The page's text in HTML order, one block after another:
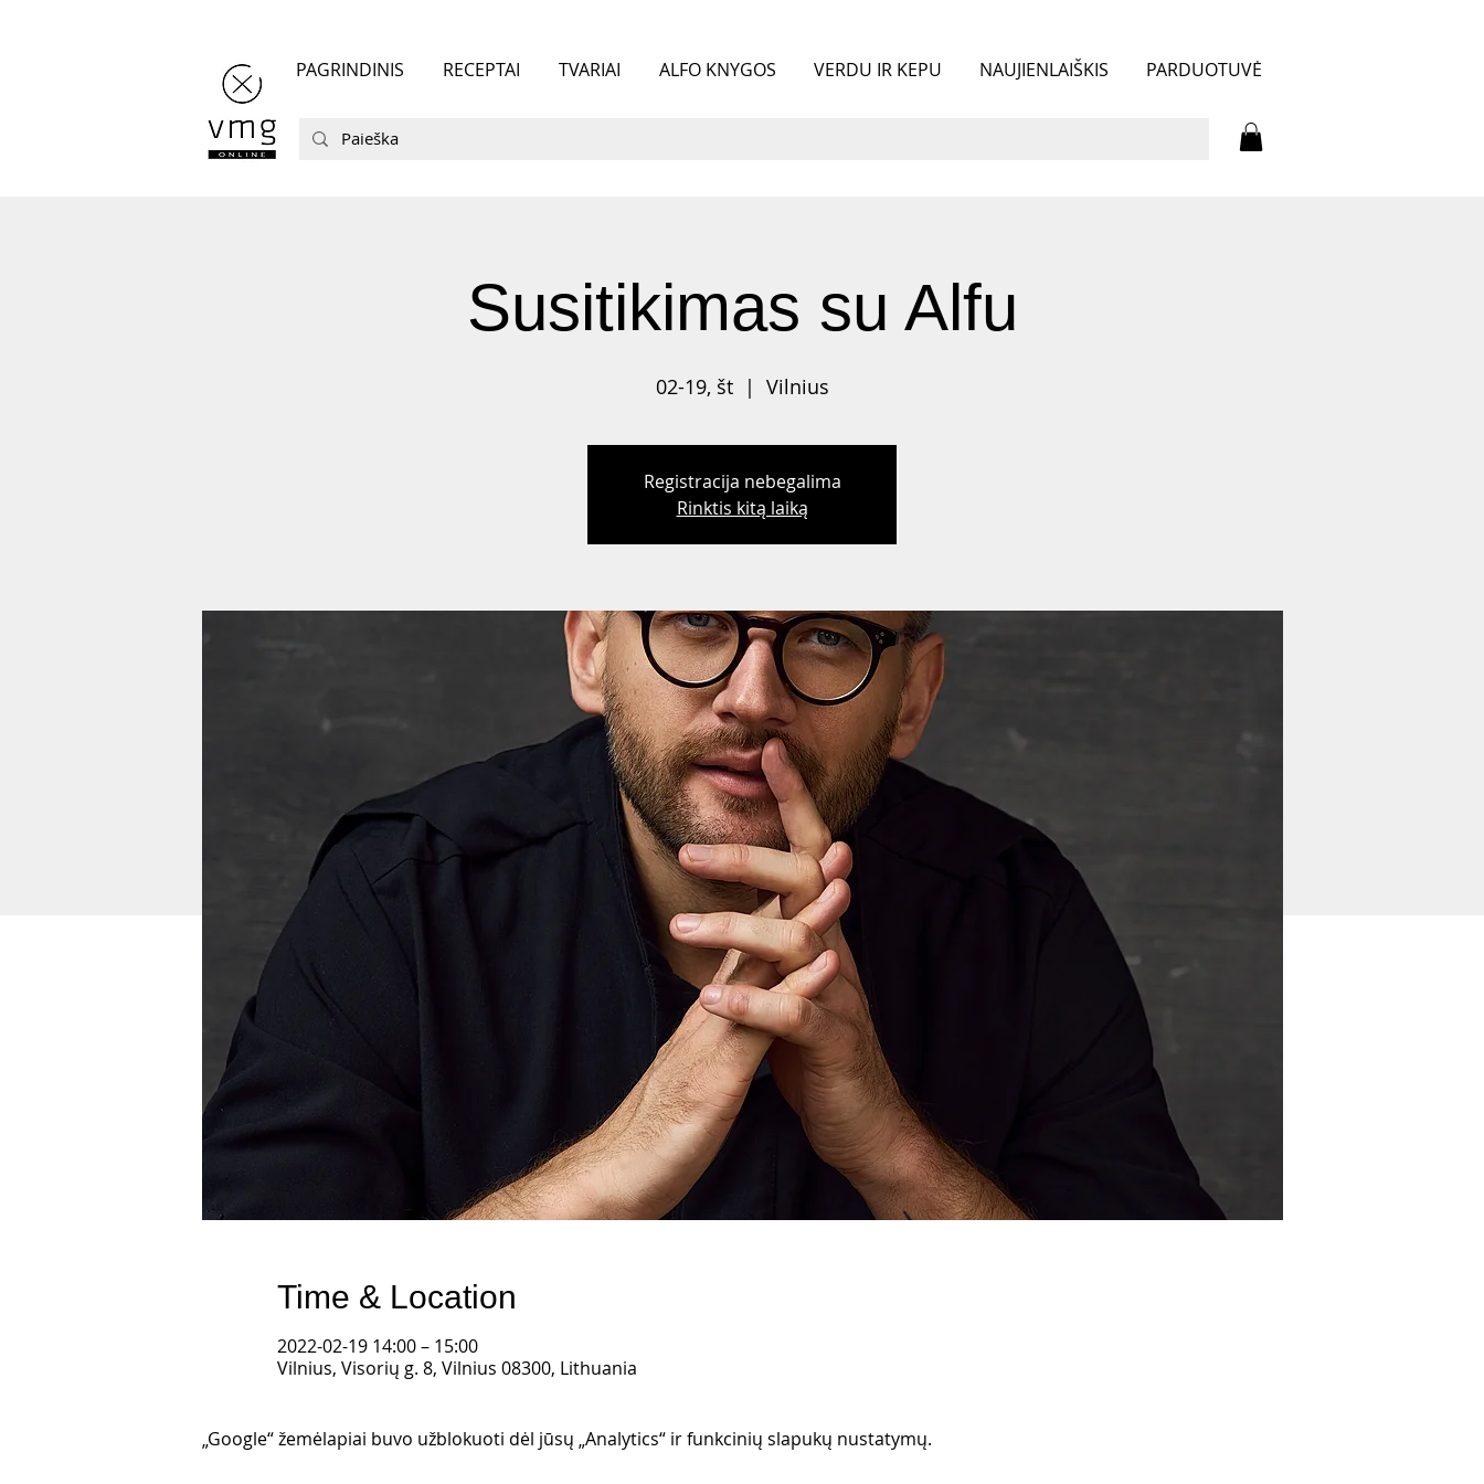
PAGRINDINIS RECEPTAI TVARIAI ALFO KNYGOS VERDU IR KEPU NAUJIENLAIŠKIS PARDUOTUVĖ
Susitikimas su Alfu
02-19, št
  |
Vilnius
Registracija nebegalima
Rinktis kitą laiką
Time & Location
2022-02-19 14:00 – 15:00
Vilnius, Visorių g. 8, Vilnius 08300, Lithuania
„Google“ žemėlapiai buvo užblokuoti dėl jūsų „Analytics“ ir funkcinių slapukų nustatymų.